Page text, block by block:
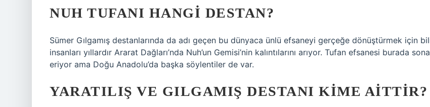
NUH TUFANI HANGI DESTAN?
Sümer Gılgamış destanlarında da adı geçen bu dünyaca ünlü efsaneyi gerçeğe dönüştürmek için
insanları yıllardır Ararat Dağları’nda Nuh’un Gemisi’nin kalıntılarını arıyor. Tufan efsanesi burada sona
eriyor ama Doğu Anadolu’da başka söylentiler de var.
YARATILIŞ VE GILGAMIŞ DESTANI KIME AITTIR?